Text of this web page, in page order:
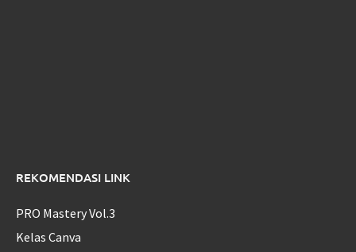
REKOMENDASI LINK
PRO Mastery Vol.3
Kelas Canva